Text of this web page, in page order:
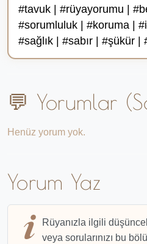
#tavuk | #rüyayorumu |
#sorumluluk | #koruma |
#sağlık | #sabır | #şükür |
💬 Yorumlar
Henüz yorum yok.
Yorum Yaz
Rüyanızla ilgili
veya sorularınızı bu